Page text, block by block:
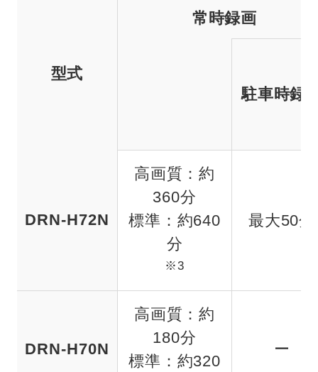
型式
常時録画
駐車時録
DRN-H72N
高画質：約
360分
標準：約640
分
※3
最大50分
DRN-H70N
高画質：約
180分
標準：約320
ー